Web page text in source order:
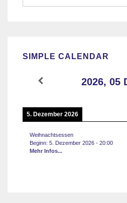
SIMPLE CALENDAR
2026, 05
5. Dezember 2026
Weihnachtsessen
Beginn: 5. Dezember 2026 - 20:00
Mehr Infos...